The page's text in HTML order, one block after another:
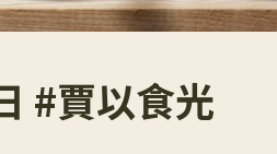
#賈以食光